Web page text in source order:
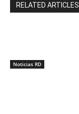
RELATED ARTICLES
Noticias RD